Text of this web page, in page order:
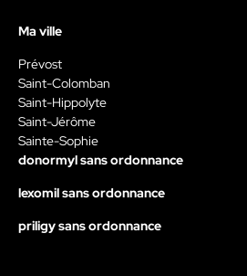
Ma ville
Prévost
Saint-Colomban
Saint-Hippolyte
Saint-Jérôme
Sainte-Sophie
donormyl sans ordonnance
lexomil sans ordonnance
priligy sans ordonnance